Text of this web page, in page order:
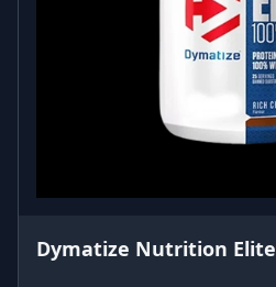
Dymatize Nutrition Elite